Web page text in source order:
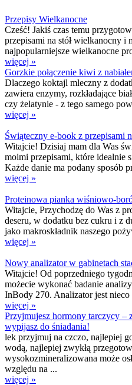
Przepisy Wielkanocne
Cześć! Jakiś czas temu
przepisami na stół wielkanocny i
najpopularniejsze wielkanocne
więcej »
Gorzkie połączenie kiwi z
Dlaczego koktajl mleczny z
zawiera enzymy, rozkładające
czy żelatynie - z tego samego
więcej »
Świąteczny e-book z przepisami
Witajcie! Dzisiaj mam dla Was
moimi przepisami, które idealnie
Każde danie ma podany sposób
więcej »
Proteinowa pianka wiśniowo-
Witajcie, Przychodzę do Was z
deseru, w dodatku bez cukru i z
jako makroskładnik naszego
więcej »
Nowy analizator w gabinetach
Witajcie! Od poprzedniego
możecie wykonać badanie
InBody 270. Analizator jest nieco
więcej »
Przyjmujesz hormony tarczycy –
wypijasz do śniadania!
lek przyjmuj na czczo, najlepiej
wodą, najlepiej zwykłą
wysokozmineralizowana może
względu na ...
więcej »